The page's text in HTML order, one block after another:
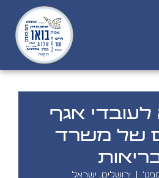
אגף
של משרד
ירושלים, ישראל